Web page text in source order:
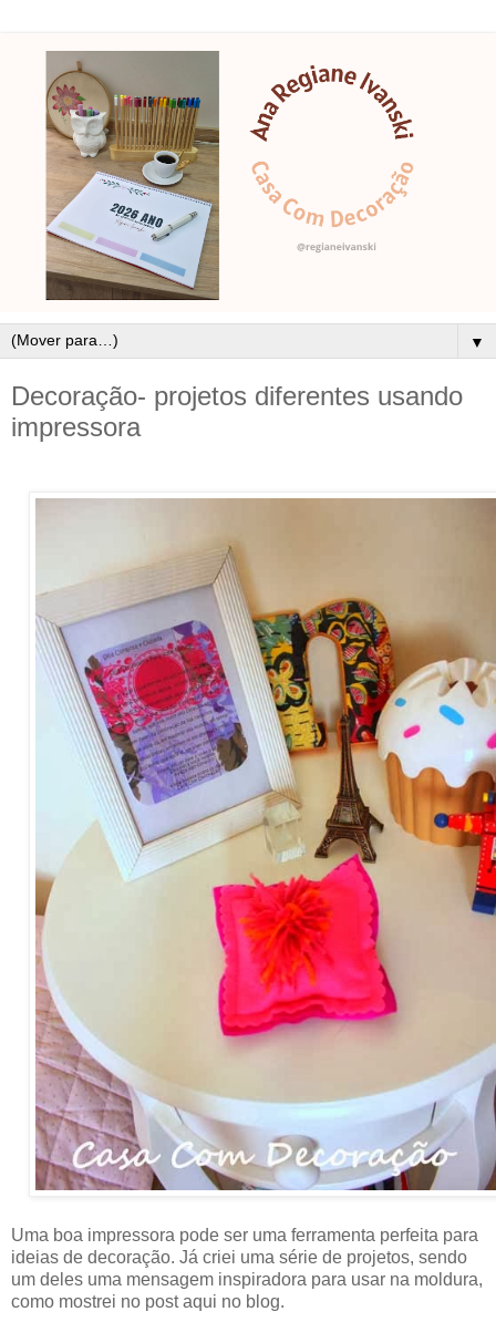
▼
Decoração- projetos diferentes usando
impressora
Uma boa impressora pode ser uma ferramenta perfeita para
ideias de decoração. Já criei uma série de projetos, sendo
um deles uma mensagem inspiradora para usar na moldura,
como mostrei no post aqui no blog.